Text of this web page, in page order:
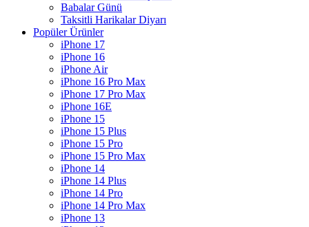
Babalar Günü
Taksitli Harikalar Diyarı
Popüler Ürünler
iPhone 17
iPhone 16
iPhone Air
iPhone 16 Pro Max
iPhone 17 Pro Max
iPhone 16E
iPhone 15
iPhone 15 Plus
iPhone 15 Pro
iPhone 15 Pro Max
iPhone 14
iPhone 14 Plus
iPhone 14 Pro
iPhone 14 Pro Max
iPhone 13